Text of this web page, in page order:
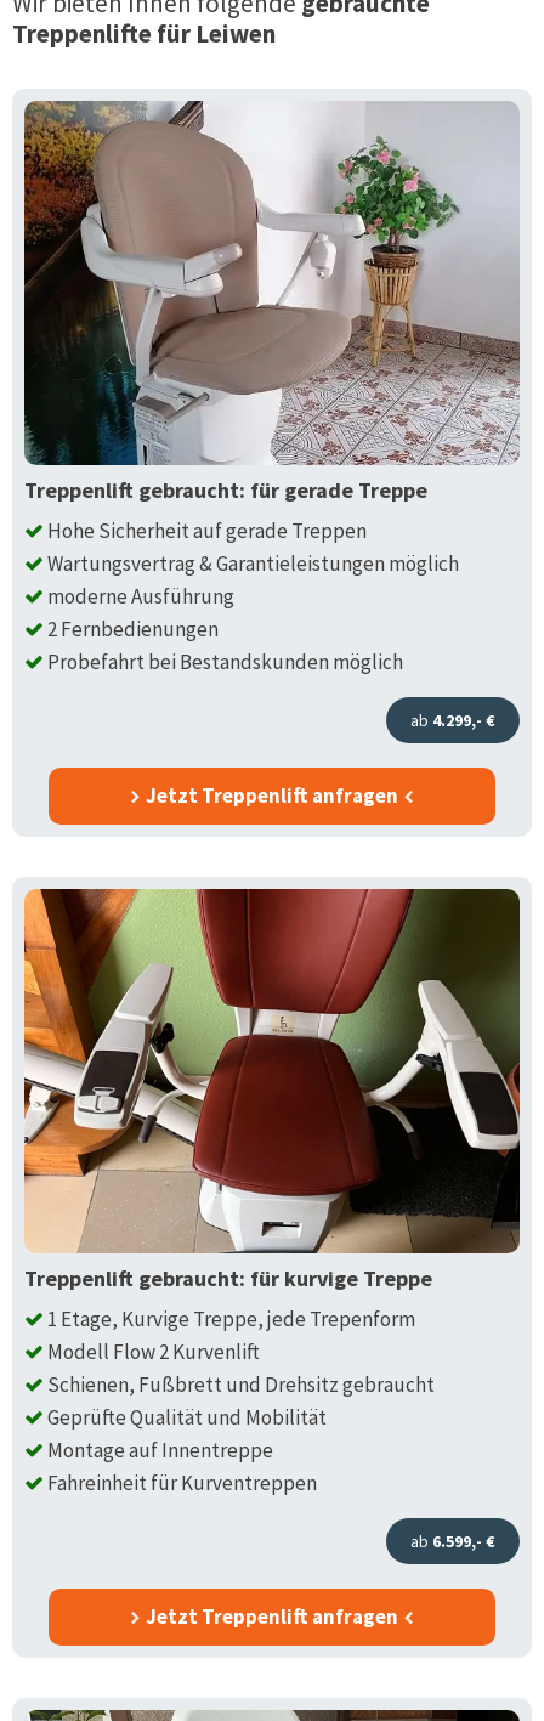
Treppenlifte für Leiwen
Treppenlift gebraucht: für gerade Treppe
Hohe Sicherheit auf gerade Treppen
Wartungsvertrag & Garantieleistungen möglich
moderne Ausführung
2 Fernbedienungen
Probefahrt bei Bestandskunden möglich
ab 4.299,- €
Jetzt Treppenlift anfragen
Treppenlift gebraucht: für kurvige Treppe
1 Etage, Kurvige Treppe, jede Trepenform
Modell Flow 2 Kurvenlift
Schienen, Fußbrett und Drehsitz gebraucht
Geprüfte Qualität und Mobilität
Montage auf Innentreppe
Fahreinheit für Kurventreppen
ab 6.599,- €
Jetzt Treppenlift anfragen